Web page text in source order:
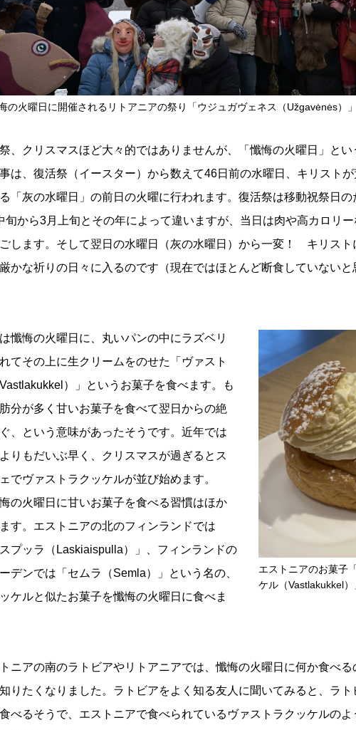
の火曜日に開催されるリトアニアの祭り「ウジュガヴェネス（Užgavėnės）」
、クリスマスほど大々的ではありませんが、「懺悔の火曜日」とい
は、復活祭（イースター）から数えて46日前の水曜日、キリスト
「灰の水曜日」の前日の火曜に行われます。復活祭は移動祝祭日の
旬から3月上旬とその年によって違いますが、当日は肉や高カロリ
します。そして翌日の水曜日（灰の水曜日）から一変！ キリスト
かな祈りの日々に入るのです（現在ではほとんど断食していないと
エストニアのお菓子
ケル（Vastlakukkel）
懺悔の火曜日に、丸いパンの中にラズベリ
てその上に生クリームをのせた「ヴァスト
）」というお菓子を食べます。も
分が多く甘いお菓子を食べて翌日からの絶
、という意味があったそうです。近年では
りもだいぶ早く、クリスマスが過ぎるとス
でヴァストラクッケルが並び始めます。
の火曜日に甘いお菓子を食べる習慣はほか
す。エストニアの北のフィンランドでは
スプッラ（Laskiaispulla）」、フィンランドの
デンでは「セムラ（Semla）」という名の、
ケルと似たお菓子を懺悔の火曜日に食べま
トニアの南のラトビアやリトアニアでは、懺悔の火曜日に何か食べる
りたくなりました。ラトビアをよく知る友人に聞いてみると、ラト
べるそうで、エストニアで食べられているヴァストラクッケルのよ